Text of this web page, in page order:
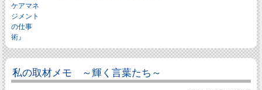
私の取材メモ ～輝く言葉たち～